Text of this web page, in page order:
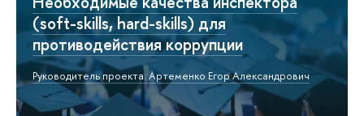
(soft-skills, hard-skills) для
противодействия коррупции
Руководитель проекта: Артеменко Егор Александрович